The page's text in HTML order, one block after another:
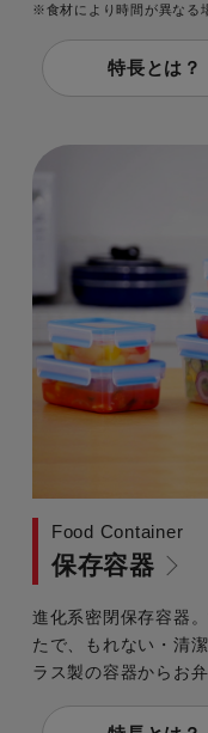
※食材により時間が異なる
特長とは？
保存容器
Food Container
進化系密閉保存容器
たで、もれない・清
ラス製の容器からお弁